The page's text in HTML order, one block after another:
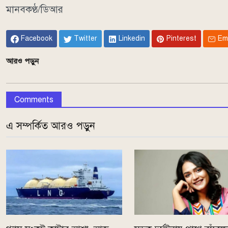
মানবকণ্ঠ/ডিআর
Facebook Twitter Linkedin Pinterest
আরও পড়ুন
Comments
এ সম্পর্কিত আরও পড়ুন